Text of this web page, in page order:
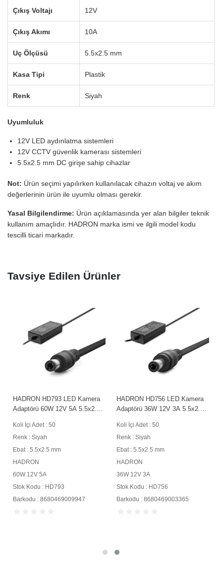
Çıkış Voltajı 12V
Çıkış Akımı 10A
Uç Ölçüsü 5.5x2.5 mm
Kasa Tipi Plastik
Renk Siyah
Uyumluluk
12V LED aydınlatma sistemleri
12V CCTV güvenlik kamerası sistemleri
5.5x2.5 mm DC girişe sahip cihazlar
Not: Ürün seçimi yapılırken kullanılacak cihazın voltaj ve akım
değerlerinin ürün ile uyumlu olması gerekir.
Yasal Bilgilendirme: Ürün açıklamasında yer alan bilgiler teknik
kullanım amaçlıdır. HADRON marka ismi ve ilgili model kodu
tescilli ticari markadır.
Tavsiye Edilen Ürünler
HADRON HD793 LED Kamera
Adaptörü 60W 12V 5A 5.5x2.5
Koli İçi Adet : 50
Renk : Siyah
Ebat : 5.5x2.5 mm
HADRON
60W 12V 5A
Stok Kodu : HD793
Barkodu : 8680469009947
HADRON HD756 LED Kamera
Adaptörü 36W 12V 3A 5.5x2.5
Koli İçi Adet : 50
Renk : Siyah
Ebat : 5.5x2.5 mm
HADRON
36W 12V 3A
Stok Kodu : HD756
Barkodu : 8680469003365